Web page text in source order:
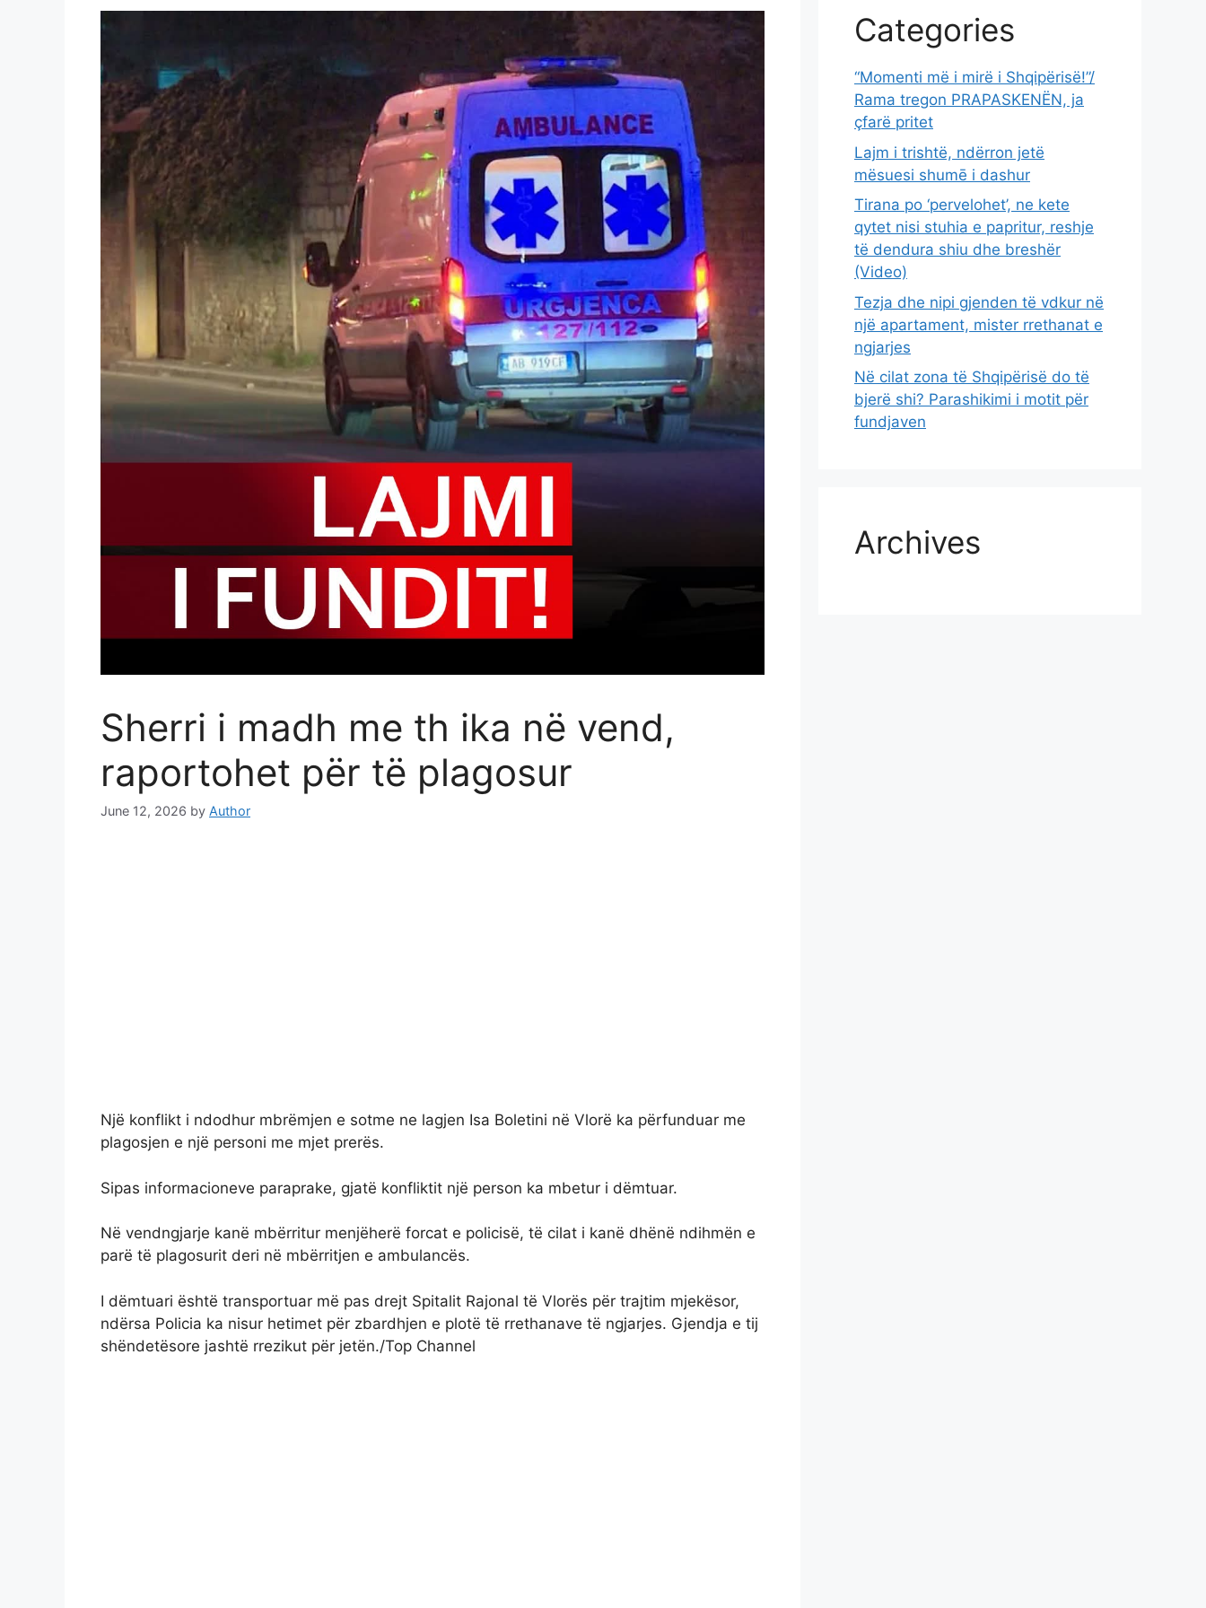
Sherri i madh me th ika në vend,
raportohet për të plagosur
June 12, 2026 by Author
Një konflikt i ndodhur mbrëmjen e sotme ne lagjen Isa Boletini në Vlorë ka përfunduar me
plagosjen e një personi me mjet prerës.
Sipas informacioneve paraprake, gjatë konfliktit një person ka mbetur i dëmtuar.
Në vendngjarje kanë mbërritur menjëherë forcat e policisë, të cilat i kanë dhënë ndihmën e
parë të plagosurit deri në mbërritjen e ambulancës.
I dëmtuari është transportuar më pas drejt Spitalit Rajonal të Vlorës për trajtim mjekësor,
ndërsa Policia ka nisur hetimet për zbardhjen e plotë të rrethanave të ngjarjes. Gjendja e tij
shëndetësore jashtë rrezikut për jetën./Top Channel
Categories
“Momenti më i mirë i Shqipërisë!”/
Rama tregon PRAPASKENËN, ja
çfarë pritet
Lajm i trishtë, ndërron jetë
mësuesi shumē i dashur
Tirana po ‘pervelohet’, ne kete
qytet nisi stuhia e papritur, reshje
të dendura shiu dhe breshër
(Video)
Tezja dhe nipi gjenden të vdkur në
një apartament, mister rrethanat e
ngjarjes
Në cilat zona të Shqipërisë do të
bjerë shi? Parashikimi i motit për
fundjaven
Archives